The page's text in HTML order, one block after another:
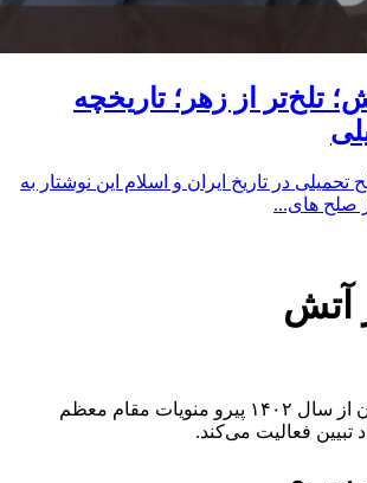
تلخ‌تر از زهر؛ تاریخچه
در تاریخ ایران و اسلام این نوشتار به
صلح‌ های...
آتش
موسسه مشکات بیان از سال ۱۴۰۲ پیرو منویات مقام معظم
تبیین فعالیت می‌کند.